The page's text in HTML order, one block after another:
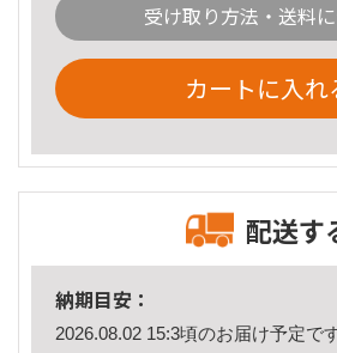
受け取り方法・送料
カートに入れ
配送す
納期目安：
2026.08.02 15:3頃のお届け予定です